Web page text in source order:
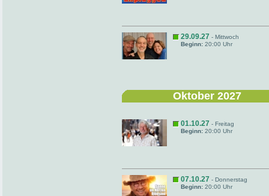
29.09.27 - Mittwoch
Beginn: 20:00 Uhr
Oktober 2027
01.10.27 - Freitag
Beginn: 20:00 Uhr
07.10.27 - Donnerstag
Beginn: 20:00 Uhr